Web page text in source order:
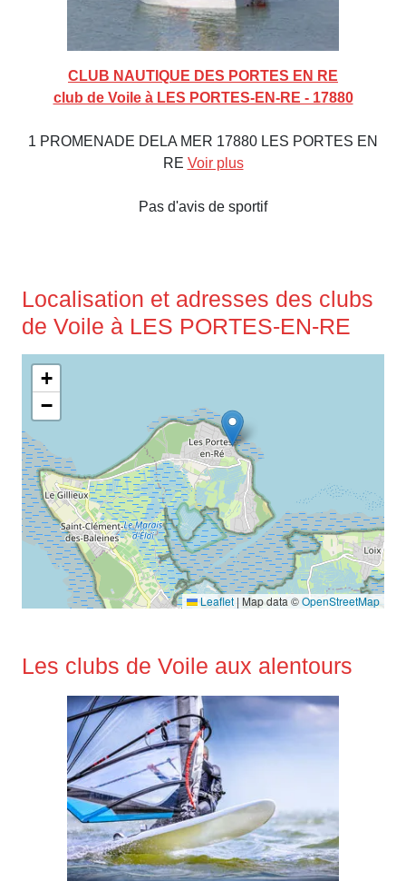
CLUB NAUTIQUE DES PORTES EN RE
club de Voile à LES PORTES-EN-RE - 17880
1 PROMENADE DELA MER 17880 LES PORTES EN
RE Voir plus
Pas d'avis de sportif
Localisation et adresses des clubs
de Voile à LES PORTES-EN-RE
+
−
Leaflet | Map data ©OpenStreetMap
Les clubs de Voile aux alentours